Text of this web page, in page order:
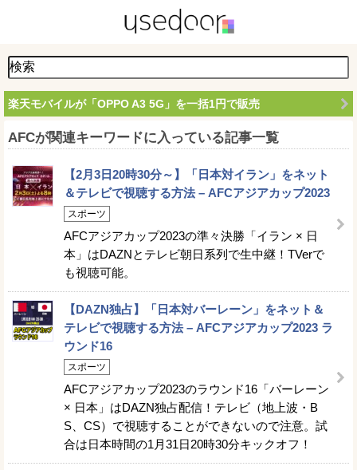
楽天モバイルが「OPPO A3 5G」を一括1円で販売
AFCが関連キーワードに入っている記事一覧
【2月3日20時30分～】「日本対イラン」をネット
＆テレビで視聴する方法 – AFCアジアカップ2023
スポーツ
AFCアジアカップ2023の準々決勝「イラン × 日
本」はDAZNとテレビ朝日系列で生中継！TVerで
も視聴可能。
【DAZN独占】「日本対バーレーン」をネット＆
テレビで視聴する方法 – AFCアジアカップ2023 ラ
ウンド16
スポーツ
AFCアジアカップ2023のラウンド16「バーレーン
× 日本」はDAZN独占配信！テレビ（地上波・B
S、CS）で視聴することができないので注意。試
合は日本時間の1月31日20時30分キックオフ！